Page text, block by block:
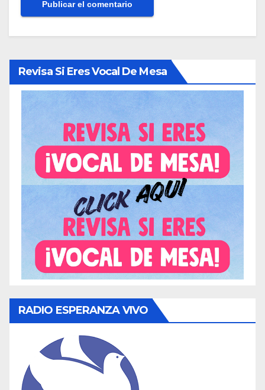
Revisa Si Eres Vocal De Mesa
RADIO ESPERANZA VIVO